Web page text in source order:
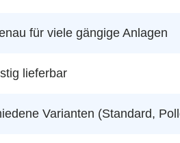
für viele gängige Anlagen
lieferbar
Varianten (Standard,